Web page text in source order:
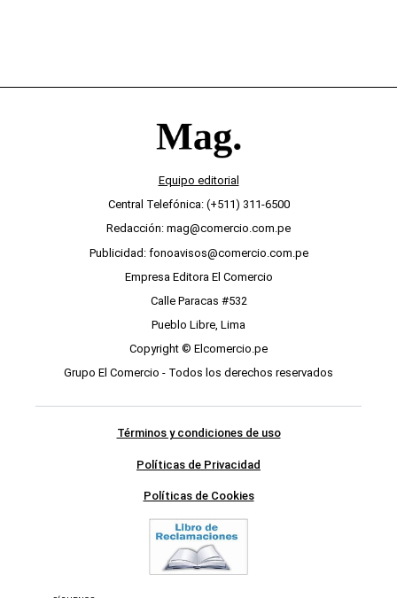
Equipo editorial
Central Telefónica: (+511) 311-6500
Redacción: mag@comercio.com.pe
Publicidad: fonoavisos@comercio.com.pe
Empresa Editora El Comercio
Calle Paracas #532
Pueblo Libre, Lima
Copyright © Elcomercio.pe
Grupo El Comercio - Todos los derechos reservados
Términos y condiciones de uso
Políticas de Privacidad
Políticas de Cookies